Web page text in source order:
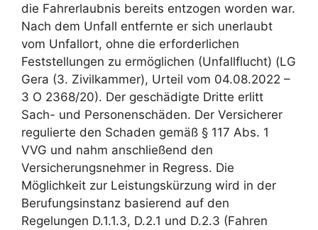
die Fahrerlaubnis bereits entzogen worden war.
Nach dem Unfall entfernte er sich unerlaubt
vom Unfallort, ohne die erforderlichen
Feststellungen zu ermöglichen (Unfallflucht) (LG
Gera (3. Zivilkammer), Urteil vom 04.08.2022 –
3 O 2368/20). Der geschädigte Dritte erlitt
Sach- und Personenschäden. Der Versicherer
regulierte den Schaden gemäß § 117 Abs. 1
VVG und nahm anschließend den
Versicherungsnehmer in Regress. Die
Möglichkeit zur Leistungskürzung wird in der
Berufungsinstanz basierend auf den
Regelungen D.1.1.3, D.2.1 und D.2.3 (Fahren